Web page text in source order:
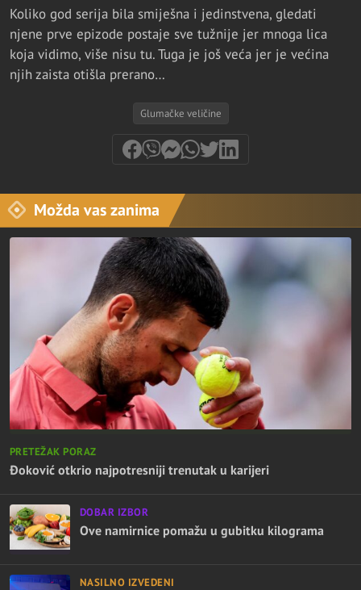
Koliko god serija bila smiješna i jedinstvena, gledati
njene prve epizode postaje sve tužnije jer mnoga lica
koja vidimo, više nisu tu. Tuga je još veća jer je većina
njih zaista otišla prerano…
Glumačke veličine
Možda vas zanima
PRETEŽAK PORAZ
Đoković otkrio najpotresniji trenutak u karijeri
DOBAR IZBOR
Ove namirnice pomažu u gubitku kilograma
NASILNO IZVEDENI